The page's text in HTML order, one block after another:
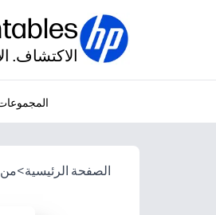
الاكتشاف.
الصفحة الرئيسية>من HP